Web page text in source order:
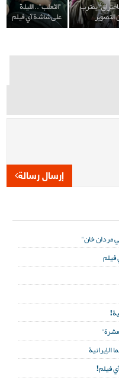
يقترب "الثعلب".. الليلة
على شاشة آي فيلم
إرسال رسالة
مردان خان"
فيلم
فيلم!